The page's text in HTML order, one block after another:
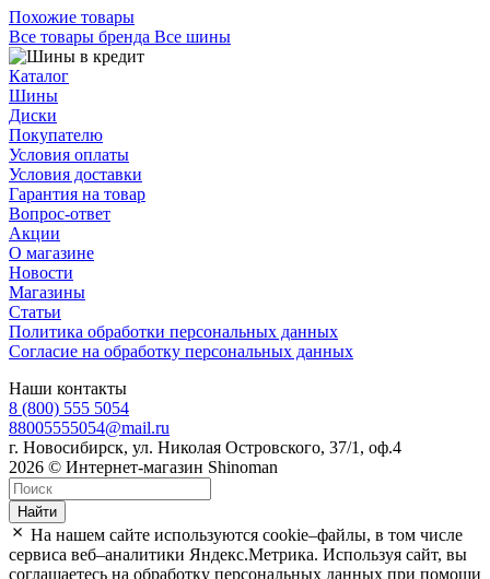
Похожие товары
Все товары бренда Все шины
Каталог
Шины
Диски
Покупателю
Условия оплаты
Условия доставки
Гарантия на товар
Вопрос-ответ
Акции
О магазине
Новости
Магазины
Статьи
Политика обработки персональных данных
Согласие на обработку персональных данных
Наши контакты
8 (800) 555 5054
88005555054@mail.ru
г. Новосибирск, ул. Николая Островского, 37/1, оф.4
2026 © Интернет-магазин Shinoman
Найти
На нашем сайте используются cookie–файлы, в том числе
сервиса веб–аналитики Яндекс.Метрика. Используя сайт, вы
соглашаетесь на обработку персональных данных при помощи